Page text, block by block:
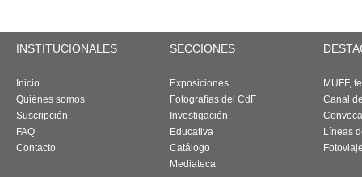
INSTITUCIONALES SECCIONES
Inicio
Quiénes somos
Suscripción
FAQ
Contacto
Exposiciones
Fotografías del CdF
Investigación
Educativa
Catálogo
Mediateca
MUFF,
Canal
Líneas